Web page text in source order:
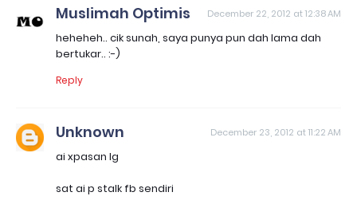
Muslimah Optimis December 22, 2012 at 12:38 AM
heheheh.. cik sunah, saya punya pun dah lama dah
bertukar.. :-)
Reply
Unknown December 23, 2012 at 11:22 AM
ai xpasan lg
sat ai p stalk fb sendiri